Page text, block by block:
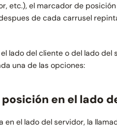
etc.), el marcador de
de cada carrusel
lado del cliente o del lado del
una de las opciones:
en el lado
el lado del servidor, la